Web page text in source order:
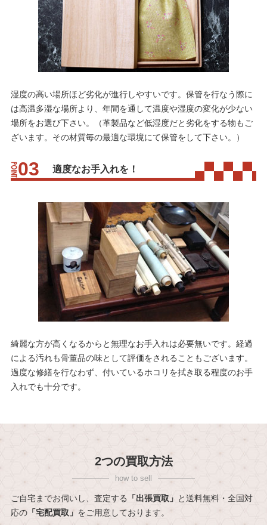
湿度の高い場所ほど劣化が進行しやすいです。保管を行なう際に
は高温多湿な場所より、年間を通して温度や湿度の変化が少ない
場所をお選び下さい。（革製品など低湿度だと劣化をする物もご
ざいます。その材質毎の最適な環境にて保管をして下さい。）
適度なお手入れを！
綺麗な方が高くなるからと無理なお手入れは必要無いです。経過
による汚れも骨董品の味として評価をされることもございます。
過度な修繕を行なわず、付いているホコリを拭き取る程度のお手
入れでも十分です。
2つの買取方法
ご自宅までお伺いし、査定する 「出張買取」 と送料無料・全国対
応の「宅配買取」 をご用意しております。